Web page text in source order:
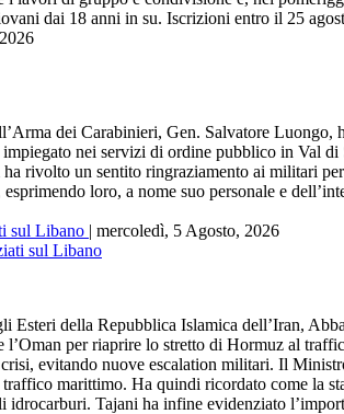
dai 18 anni in su. Iscrizioni entro il 25
dei Carabinieri, Gen. Salvatore Luongo,
nei servizi di ordine pubblico in Val
rivolto un sentito ringraziamento ai militari
loro, a nome suo personale e
sul Libano | mercoledì, 5 Agosto, 2026
della Repubblica Islamica dell’Iran,
per riaprire lo stretto di Hormuz al
evitando nuove escalation militari. Il
marittimo. Ha quindi ricordato come la
Tajani ha infine evidenziato